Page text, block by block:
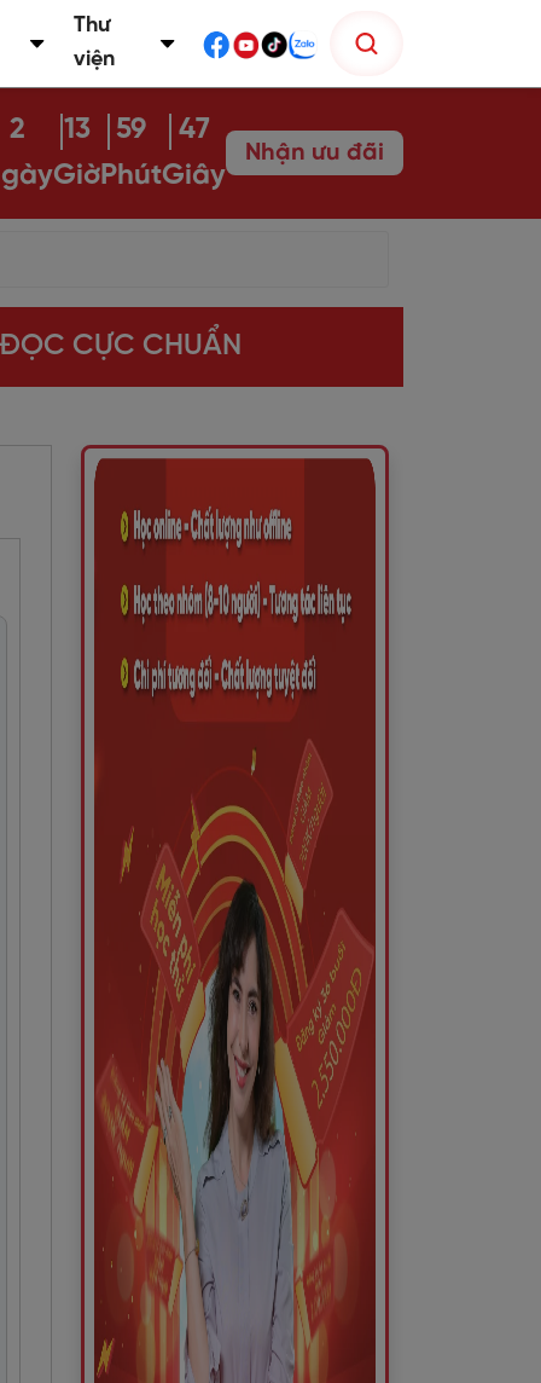
Thư
viện
2
13
Giờ
59
Phút
46
Giây
Nhận ưu đãi
ĐỌC CỰC CHUẨN